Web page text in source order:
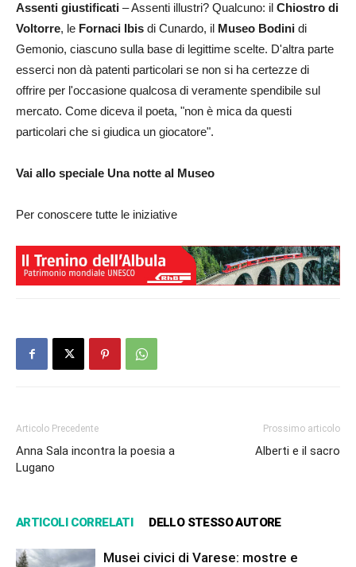
Assenti giustificati – Assenti illustri? Qualcuno: il Chiostro di
Voltorre, le Fornaci Ibis di Cunardo, il Museo Bodini di
Gemonio, ciascuno sulla base di legittime scelte. D'altra parte
esserci non dà patenti particolari se non si ha certezze di
offrire per l'occasione qualcosa di veramente spendibile sul
mercato. Come diceva il poeta, "non è mica da questi
particolari che si giudica un giocatore".
Vai allo speciale Una notte al Museo
Per conoscere tutte le iniziative
Articolo Precedente
Anna Sala incontra la poesia a
Lugano
Prossimo articolo
Alberti e il sacro
ARTICOLI CORRELATI DELLO STESSO AUTORE
Musei civici di Varese: mostre e